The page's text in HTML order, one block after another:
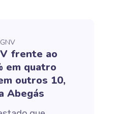
frente ao
em quatro
outros 10,
Abegás